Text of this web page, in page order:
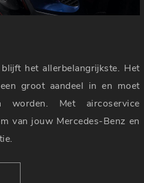
het allerbelangrijkste. Het
groot aandeel in en moet
worden. Met aircoservice
van jouw Mercedes-Benz en